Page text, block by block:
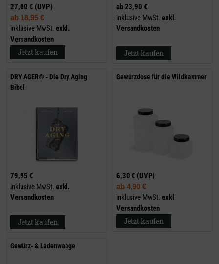
27,00 € (UVP)
ab 18,95 €
inklusive MwSt. exkl.
Versandkosten
Jetzt kaufen
ab23,90 €
inklusive MwSt. exkl.
Versandkosten
Jetzt kaufen
DRY AGER® - Die Dry Aging
Bibel
79,95 €
inklusive MwSt. exkl.
Versandkosten
Jetzt kaufen
Gewürzdose für die Wildkammer
6,30 € (UVP)
ab 4,90 €
inklusive MwSt. exkl.
Versandkosten
Jetzt kaufen
Gewürz- & Ladenwaage